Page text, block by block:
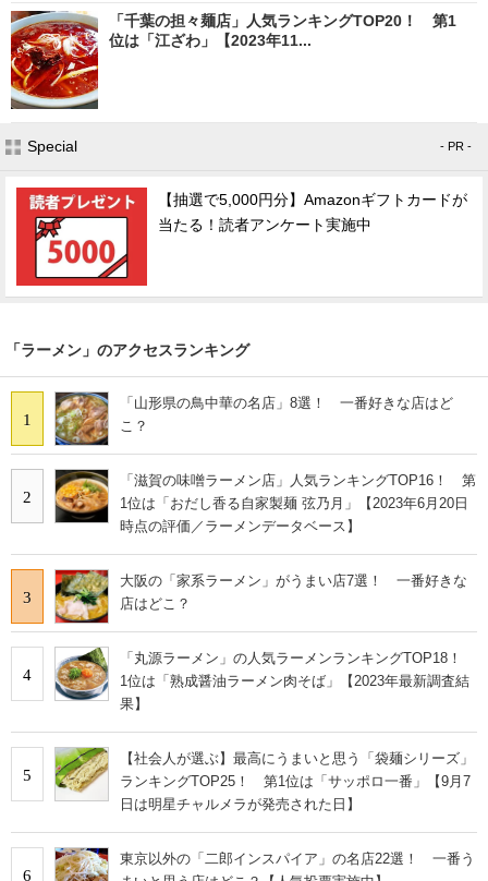
「千葉の担々麺店」人気ランキングTOP20！ 第1
位は「江ざわ」【2023年11...
Special - PR -
【抽選で5,000円分】Amazonギフトカードが
当たる！読者アンケート実施中
「ラーメン」のアクセスランキング
1
「山形県の鳥中華の名店」8選！ 一番好きな店はど
こ？
2
「滋賀の味噌ラーメン店」人気ランキングTOP16！ 第
1位は「おだし香る自家製麺 弦乃月」【2023年6月20日
時点の評価／ラーメンデータベース】
3
大阪の「家系ラーメン」がうまい店7選！ 一番好きな
店はどこ？
4
「丸源ラーメン」の人気ラーメンランキングTOP18！
1位は「熟成醤油ラーメン肉そば」【2023年最新調査結
果】
5
【社会人が選ぶ】最高にうまいと思う「袋麺シリーズ」
ランキングTOP25！ 第1位は「サッポロ一番」【9月7
日は明星チャルメラが発売された日】
6
東京以外の「二郎インスパイア」の名店22選！ 一番う